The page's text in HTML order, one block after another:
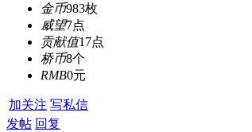
金币983枚
威望7点
贡献值17点
桥币8个
RMB0元
加关注 写私信
发帖 回复